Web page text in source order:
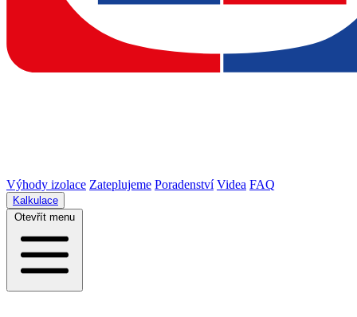
Výhody izolace Zateplujeme Poradenství Videa FAQ
Kalkulace
Otevřít menu